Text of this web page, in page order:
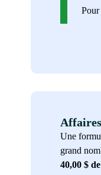
Une
grand
40,00 $